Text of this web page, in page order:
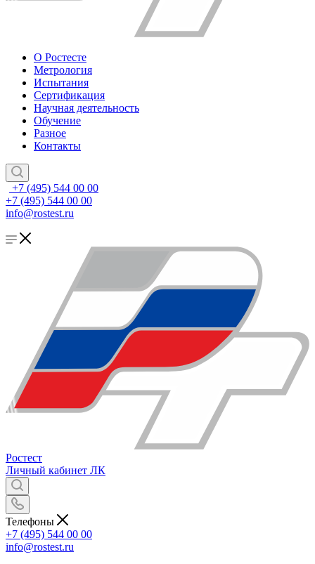
О Ростесте
Метрология
Испытания
Сертификация
Научная деятельность
Обучение
Разное
Контакты
+7 (495) 544 00 00
+7 (495) 544 00 00
info@rostest.ru
Ростест
Личный кабинет ЛК
Телефоны
+7 (495) 544 00 00
info@rostest.ru